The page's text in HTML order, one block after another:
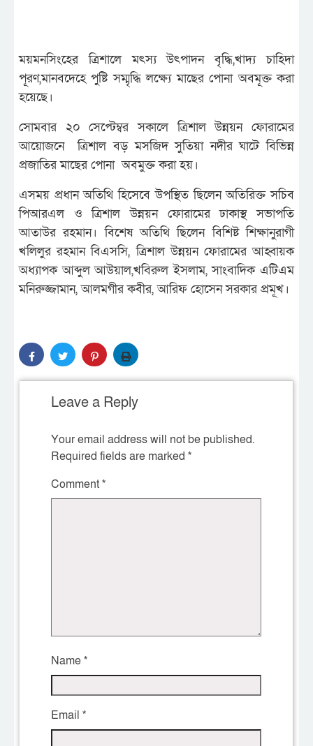
ময়মনসিংহের ত্রিশালে মৎস্য উৎপাদন বৃদ্ধি,খাদ্য চাহিদা
পূরণ,মানবদেহে পুষ্টি সম্মৃদ্ধি লক্ষ্যে মাছের পোনা অবমূক্ত করা
হয়েছে।
সোমবার ২০ সেপ্টেম্বর সকালে ত্রিশাল উন্নয়ন ফোরামের
আয়োজনে ত্রিশাল বড় মসজিদ সুতিয়া নদীর ঘাটে বিভিন্ন
প্রজাতির মাছের পোনা অবমুক্ত করা হয়।
এসময় প্রধান অতিথি হিসেবে উপস্থিত ছিলেন অতিরিক্ত সচিব
পিআরএল ও ত্রিশাল উন্নয়ন ফোরামের ঢাকাস্থ সভাপতি
আতাউর রহমান। বিশেষ অতিথি ছিলেন বিশিষ্ট শিক্ষানুরাগী
খলিলুর রহমান বিএসসি, ত্রিশাল উন্নয়ন ফোরামের আহ্বায়ক
অধ্যাপক আব্দুল আউয়াল,খবিরুল ইসলাম, সাংবাদিক এটিএম
মনিরুজ্জামান, আলমগীর কবীর, আরিফ হোসেন সরকার প্রমূখ।
Leave a Reply
Your email address will not be published.
Required fields are marked *
Comment*
Name*
Email *